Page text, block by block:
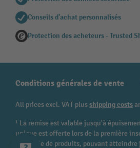
Conseils d'achat personnalisés
Protection des acheteurs - Trusted
Conditions générales de vente
All prices excl. VAT plusshipping costs
¹ La remise est valable jusqu'à
unique est offerte lors de la première
catégorie de produits, pouvant